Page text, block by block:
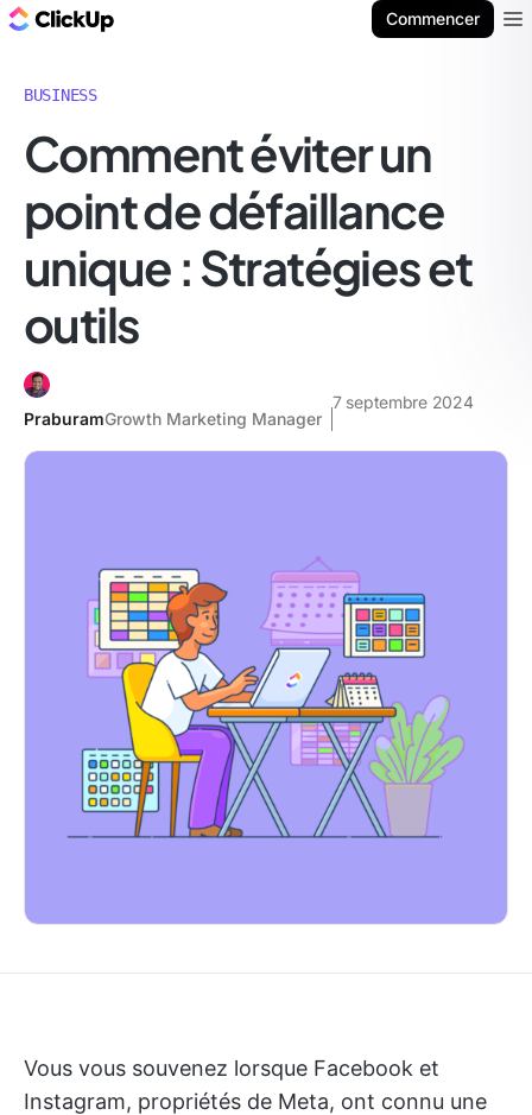
Commencer
BUSINESS
Comment éviter un
point de défaillance
unique : Stratégies et
outils
PraburamGrowth Marketing Manager
7 septembre 2024
Vous vous souvenez lorsque Facebook et
Instagram, propriétés de Meta, ont connu une